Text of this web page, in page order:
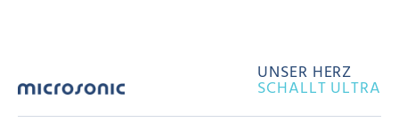
UNSER HERZ
SCHALLT ULTRA